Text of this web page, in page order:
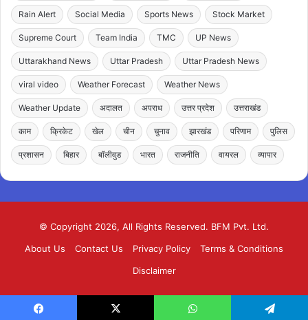
Rain Alert Social Media Sports News Stock Market
Supreme Court Team India TMC UP News
Uttarakhand News Uttar Pradesh Uttar Pradesh News
viral video Weather Forecast Weather News
Weather Update अदालत अपराध उत्तर प्रदेश उत्तराखंड
काम क्रिकेट खेल चीन चुनाव झारखंड परिणाम पुलिस
प्रशासन बिहार बॉलीवुड भारत राजनीति वायरल व्यापार
© Copyright 2026, All Rights Reserved. BFM Pvt. Ltd.
About Us
Contact Us Privacy Policy
Terms & Conditions
Disclaimer